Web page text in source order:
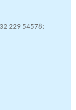
229 54578;